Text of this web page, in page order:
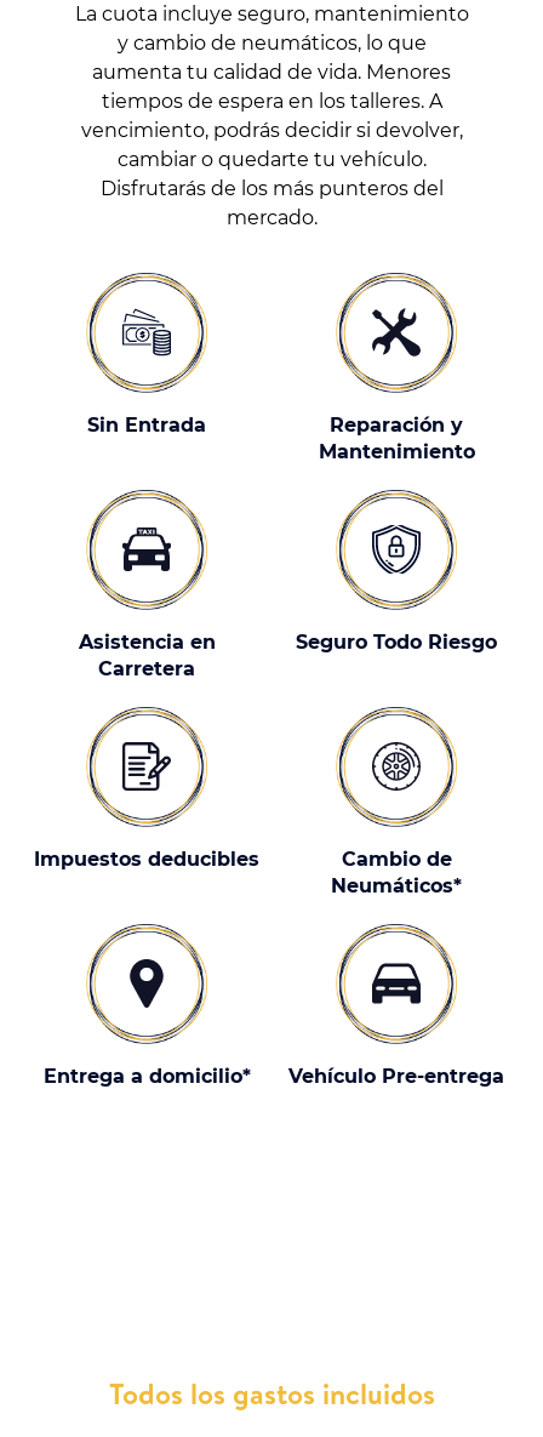
La cuota incluye seguro, mantenimiento
y cambio de neumáticos, lo que
aumenta tu calidad de vida. Menores
tiempos de espera en los talleres. A
vencimiento, podrás decidir si devolver,
cambiar o quedarte tu vehículo.
Disfrutarás de los más punteros del
mercado.
Sin Entrada
Reparación y
Mantenimiento
Asistencia en
Carretera
Seguro Todo Riesgo
Impuestos deducibles
Cambio de
Neumáticos*
Entrega a domicilio* Vehículo Pre-entrega
Todos los gastos incluidos